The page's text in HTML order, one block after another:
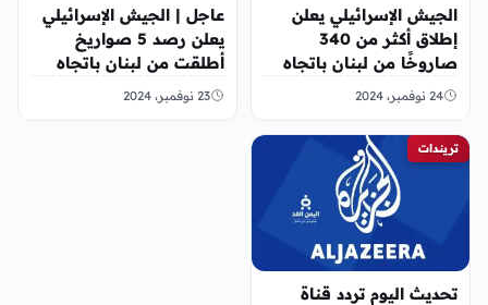
الجيش الإسرائيلي يعلن
إطلاق أكثر من 340
صاروخًا من لبنان باتجاه
إسرائيل
24 نوفمبر، 2024
عاجل | الجيش الإسرائيلي
يعلن رصد 5 صواريخ
أطلقت من لبنان باتجاه
حيفا
23 نوفمبر، 2024
تريندات
تحديث اليوم تردد قناة